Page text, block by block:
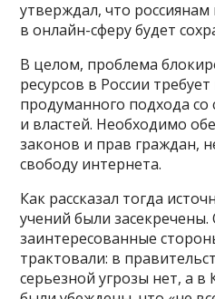
утверждал, что
в онлайн-сферу будет
В целом, проблема
ресурсов в России
продуманного подхода
и властей. Необходимо
законов и прав граждан,
свободу интернета.
Как рассказал тогда
учений были
заинтересованные
трактовали: в
серьезной угрозы нет, а в